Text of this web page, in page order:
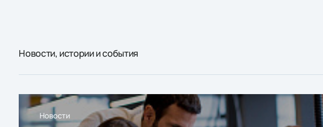
Новости, истории и события
Новости